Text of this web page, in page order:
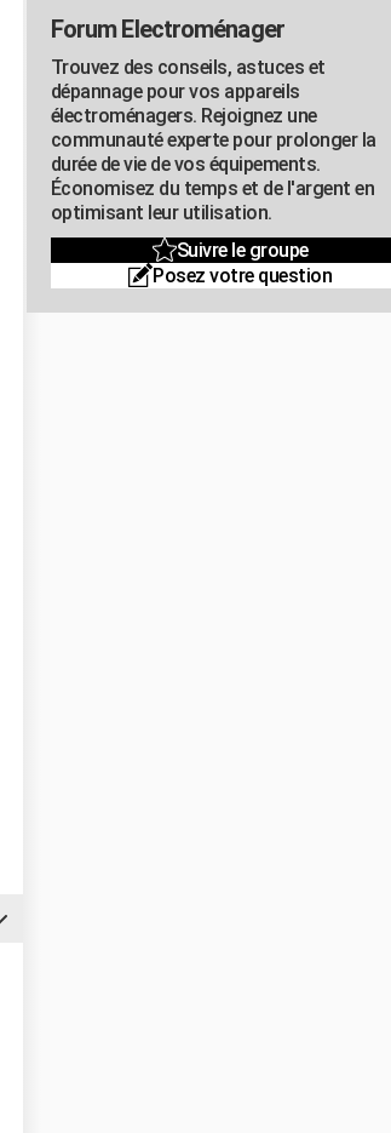
Forum Electroménager
Trouvez des conseils, astuces et
dépannage pour vos appareils
électroménagers. Rejoignez une
communauté experte pour prolonger la
durée de vie de vos équipements.
Économisez du temps et de l'argent en
optimisant leur utilisation.
Suivre le groupe
Posez votre question